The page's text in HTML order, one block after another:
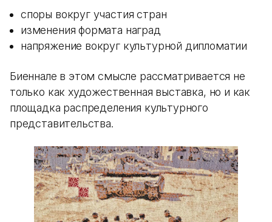
споры вокруг участия стран
изменения формата наград
напряжение вокруг культурной дипломатии
Биеннале в этом смысле рассматривается не
только как художественная выставка, но и как
площадка распределения культурного
представительства.